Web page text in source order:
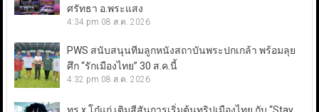
ศรัทธา อ.พระแสง
4:34 pm 08 ส.ค. 2026
PWS สนับสนุนทีมลูกหนังสถาบันพระปกเกล้า พร้อมลุย
ศึก “รักเมืองไทย” 30 ส.ค.นี้
4:32 pm 08 ส.ค. 2026